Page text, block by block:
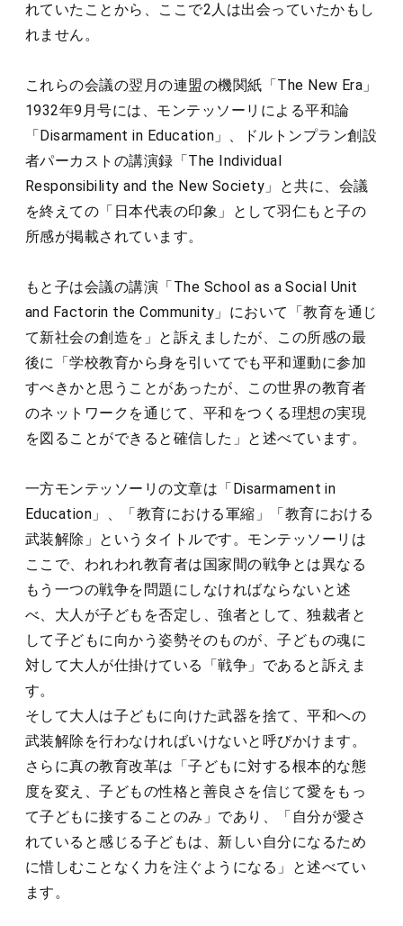
れていたことから、ここで2人は出会っていたかもし
れません。
これらの会議の翌月の連盟の機関紙「The New Era」
1932年9月号には、モンテッソーリによる平和論
「Disarmament in Education」、ドルトンプラン創設
者パーカストの講演録「The Individual
Responsibility and the New Society」と共に、会議
を終えての「日本代表の印象」として羽仁もと子の
所感が掲載されています。
もと子は会議の講演「The School as a Social Unit
and Factorin the Community」において「教育を通じ
て新社会の創造を」と訴えましたが、この所感の最
後に「学校教育から身を引いてでも平和運動に参加
すべきかと思うことがあったが、この世界の教育者
のネットワークを通じて、平和をつくる理想の実現
を図ることができると確信した」と述べています。
一方モンテッソーリの文章は「Disarmament in
Education」、「教育における軍縮」「教育における
武装解除」というタイトルです。モンテッソーリは
ここで、われわれ教育者は国家間の戦争とは異なる
もう一つの戦争を問題にしなければならないと述
べ、大人が子どもを否定し、強者として、独裁者と
して子どもに向かう姿勢そのものが、子どもの魂に
対して大人が仕掛けている「戦争」であると訴えま
す。
そして大人は子どもに向けた武器を捨て、平和への
武装解除を行わなければいけないと呼びかけます。
さらに真の教育改革は「子どもに対する根本的な態
度を変え、子どもの性格と善良さを信じて愛をもっ
て子どもに接することのみ」であり、「自分が愛さ
れていると感じる子どもは、新しい自分になるため
に惜しむことなく力を注ぐようになる」と述べてい
ます。